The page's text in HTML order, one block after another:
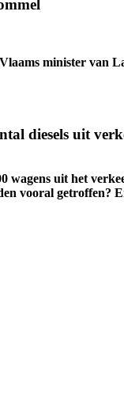
minister van
diesels uit
wagens uit het
vooral getroffen?